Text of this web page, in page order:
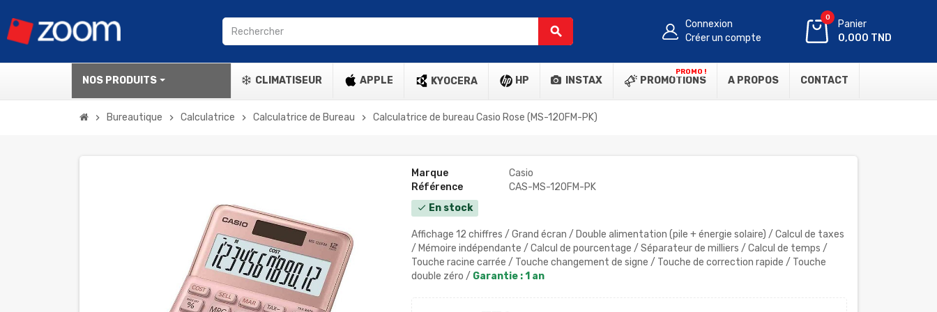
search
Connexion
Créer un compte
0
Panier
0,000 TND
NOS PRODUITS CLIMATISEUR APPLE KYOCERA HP INSTAX PROMOTIONS
PROMO !
A PROPOS CONTACT
chevron_right Bureautique chevron_right Calculatrice chevron_right Calculatrice de Bureau chevron_right Calculatrice de bureau Casio Rose (MS-120FM-PK)
Marque
Casio
Référence
CAS-MS-120FM-PK
check En stock
Affichage 12 chiffres / Grand écran / Double alimentation (pile + énergie solaire) / Calcul de taxes
/ Mémoire indépendante / Calcul de pourcentage / Séparateur de milliers / Calcul de temps /
Touche racine carrée / Touche changement de signe / Touche de correction rapide / Touche
double zéro / Garantie : 1 an